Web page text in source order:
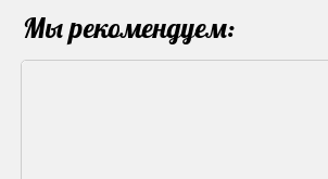
Мы рекомендуем: